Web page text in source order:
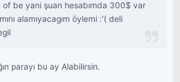
of be yani şuan hesabımda 300$ var
alamıyacagım öylemi :'( deli
parayı bu ay Alabilirsin.